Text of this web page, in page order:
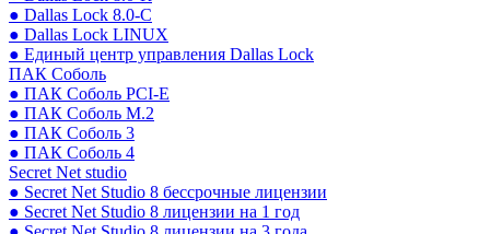
● Dallas Lock 8.0-С
● Dallas Lock LINUX
● Единый центр управления Dallas Lock
ПАК Соболь
● ПАК Соболь PCI-E
● ПАК Соболь М.2
● ПАК Соболь 3
● ПАК Соболь 4
Secret Net studio
● Secret Net Studio 8 бессрочные лицензии
● Secret Net Studio 8 лицензии на 1 год